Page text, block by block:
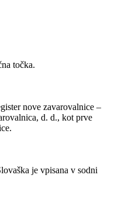
točka.
nove zavarovalnice –
d. d., kot prve
je vpisana v sodni